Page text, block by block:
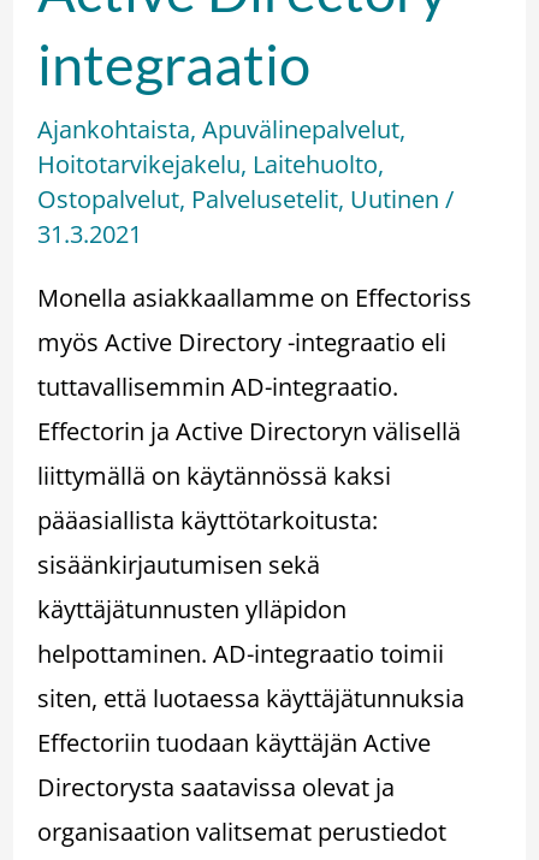
integraatio
Ajankohtaista, Apuvälinepalvelut,
Hoitotarvikejakelu, Laitehuolto,
Ostopalvelut, Palvelusetelit, Uutinen /
31.3.2021
Monella asiakkaallamme on Effectoriss
myös Active Directory -integraatio eli
tuttavallisemmin AD-integraatio.
Effectorin ja Active Directoryn välisellä
liittymällä on käytännössä kaksi
pääasiallista käyttötarkoitusta:
sisäänkirjautumisen sekä
käyttäjätunnusten ylläpidon
helpottaminen. AD-integraatio toimii
siten, että luotaessa käyttäjätunnuksia
Effectoriin tuodaan käyttäjän Active
Directorysta saatavissa olevat ja
organisaation valitsemat perustiedot